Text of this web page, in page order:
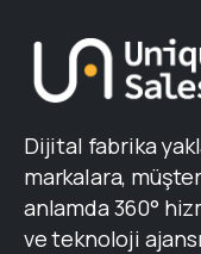
Dijital fabrika
markalara,
anlamda 360°
ve teknoloji